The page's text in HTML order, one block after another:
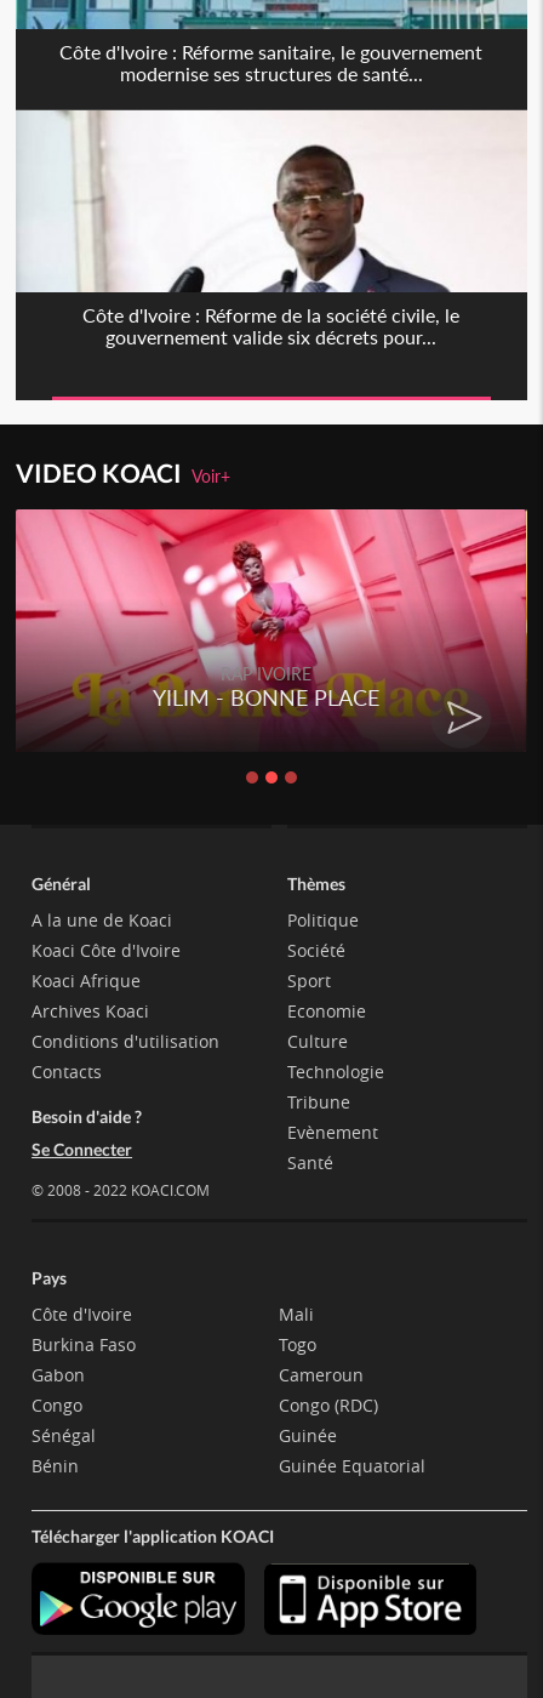
Côte d'Ivoire : Réforme sanitaire, le gouvernement
modernise ses structures de santé...
Côte d'Ivoire : Réforme de la société civile, le
gouvernement valide six décrets pour...
VIDEO KOACIVoir+
PLACE
RAP
RENARD
CHAT
Général
A la une de Koaci
Koaci Côte d'Ivoire
Koaci Afrique
Archives Koaci
Conditions d'utilisation
Contacts
Besoin d'aide ?
Se Connecter
© 2008 - 2022 KOACI.COM
Thèmes
Politique
Société
Sport
Economie
Culture
Technologie
Tribune
Evènement
Santé
Pays
Côte d'Ivoire
Burkina Faso
Gabon
Congo
Sénégal
Bénin
Mali
Togo
Cameroun
Congo (RDC)
Guinée
Guinée Equatorial
Télécharger l'application KOACI